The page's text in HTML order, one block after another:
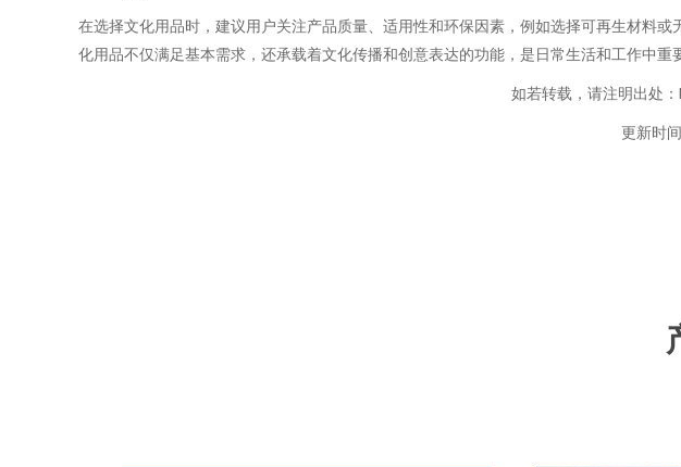
在选择文化用品时，建议用户关注产品质量、适用性和环保因素，例如选择可再生材料
化用品不仅满足基本需求，还承载着文化传播和创意表达的功能，是日常生活和工作中重
如若转载，请注明出处
更新时